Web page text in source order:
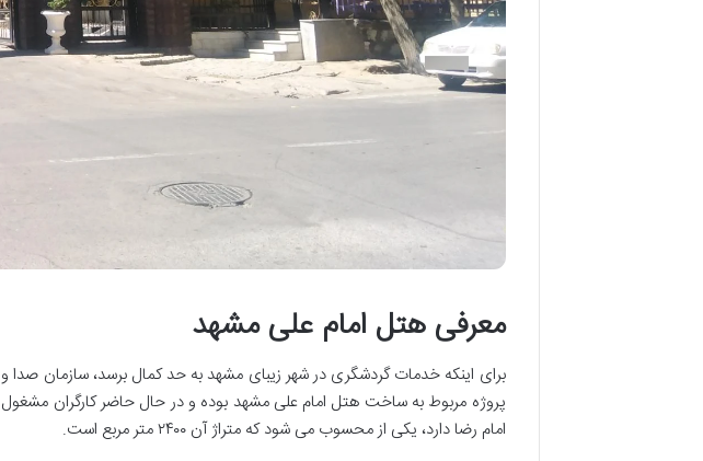
معرفی هتل امام علی مشهد
برای اینکه خدمات گردشگری در شهر زیبای مشهد به حد کمال برسد، سازمان
پروژه مربوط به ساخت هتل امام علی مشهد بوده و در حال حاضر کارگران مشغول
امام رضا دارد، یکی از محسوب می شود که متراژ آن ۲۴۰۰ متر مربع است.